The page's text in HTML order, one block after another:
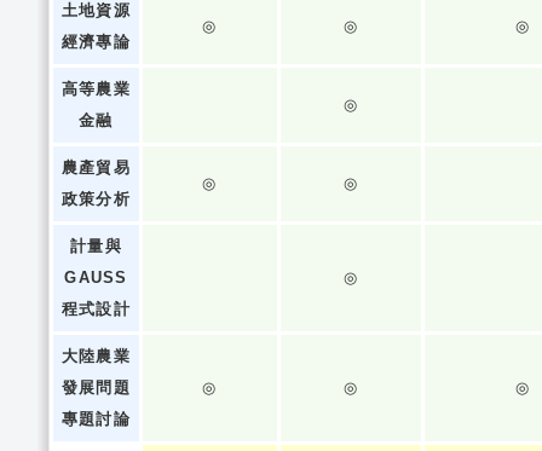
土地資源
經濟專論
◎ ◎ ◎
高等農業
金融
◎
農產貿易
政策分析
◎ ◎
計量與
GAUSS
程式設計
◎
大陸農業
發展問題
專題討論
◎ ◎ ◎